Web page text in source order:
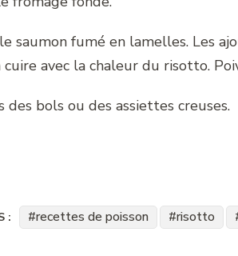
saumon fumé en lamelles. Les
cuire avec la chaleur du risotto.
des bols ou des assiettes creuses.
: recettes de poisson risotto